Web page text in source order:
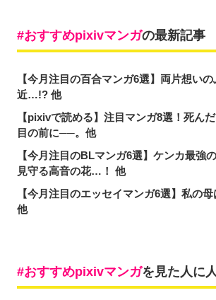
おすすめpixivマンガの最新記事
【今月注目の百合マンガ6選】両片想い
近…!? 他
【pixivで読める】注目マンガ8選！死んだ
目の前に──。他
【今月注目のBLマンガ6選】ケンカ最強
見守る高音の花…！ 他
【今月注目のエッセイマンガ6選】私の母
他
おすすめpixivマンガを見た人に